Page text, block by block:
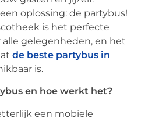
oplossing: de partybus!
is het perfecte
alle gelegenheden, en het
de beste partybus in
is.
en hoe werkt het?
een mobiele